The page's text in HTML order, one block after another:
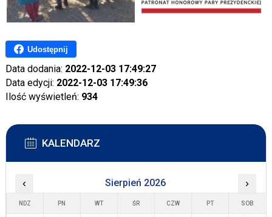
Udostępnij
Data dodania: 2022-12-03 17:49:27
Data edycji: 2022-12-03 17:49:36
Ilość wyświetleń: 934
KALENDARZ
‹ Sierpień 2026 ›
NDZ PN WT ŚR CZW PT SOB